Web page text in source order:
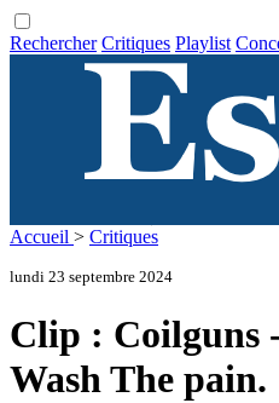
Rechercher Critiques Playlist
Accueil > Critiques
lundi 23 septembre 2024
Clip : Coilguns
Wash The pain.